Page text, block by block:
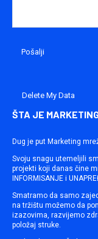
Delete My Data
ŠTA JE
Dug je put Marketing
Svoju snagu utemeljili
projekti koji danas čine
INFORMISANJE i
Smatramo da samo
na tržištu možemo da
izazovima, razvijemo
položaj struke.